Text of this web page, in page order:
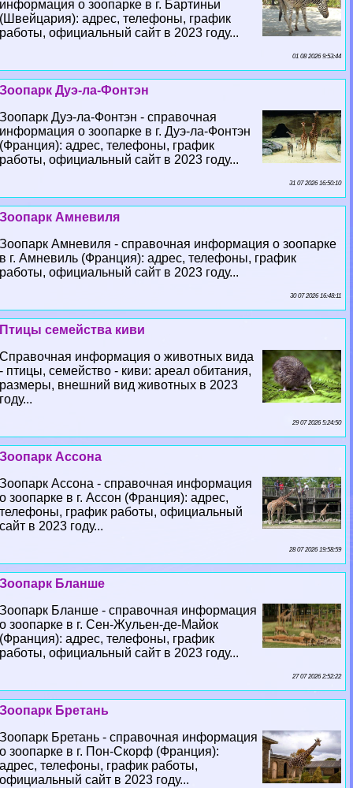
информация о зоопарке в г. Бартиньи
(Швейцария): адрес, телефоны, график
работы, официальный сайт в 2023 году...
01 08 2026 9:53:44
Зоопарк Дуэ-ла-Фонтэн
Зоопарк Дуэ-ла-Фонтэн - справочная
информация о зоопарке в г. Дуэ-ла-Фонтэн
(Франция): адрес, телефоны, график
работы, официальный сайт в 2023 году...
31 07 2026 16:50:10
Зоопарк Амневиля
Зоопарк Амневиля - справочная информация о зоопарке
в г. Амневиль (Франция): адрес, телефоны, график
работы, официальный сайт в 2023 году...
30 07 2026 16:48:11
Птицы семейства киви
Справочная информация о животных вида
- птицы, семейство - киви: ареал обитания,
размеры, внешний вид животных в 2023
году...
29 07 2026 5:24:50
Зоопарк Ассона
Зоопарк Ассона - справочная информация
о зоопарке в г. Ассон (Франция): адрес,
телефоны, график работы, официальный
сайт в 2023 году...
28 07 2026 19:58:59
Зоопарк Бланше
Зоопарк Бланше - справочная информация
о зоопарке в г. Сен-Жульен-де-Майок
(Франция): адрес, телефоны, график
работы, официальный сайт в 2023 году...
27 07 2026 2:52:22
Зоопарк Бретань
Зоопарк Бретань - справочная информация
о зоопарке в г. Пон-Скорф (Франция):
адрес, телефоны, график работы,
официальный сайт в 2023 году...